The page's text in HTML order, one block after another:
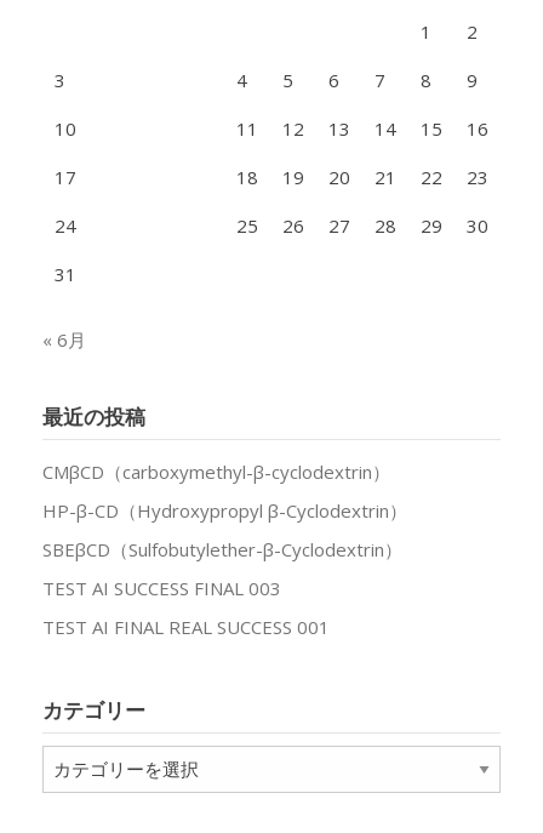
1
2
3
4 5 6 7 8
9
10
11 12 13 14 15
16
17
18 19 20 21 22
23
24
25 26 27 28 29
30
31
« 6月
最近の投稿
CMβCD（carboxymethyl-β-cyclodextrin）
HP-β-CD（Hydroxypropyl β-Cyclodextrin）
SBEβCD（Sulfobutylether-β-Cyclodextrin）
TEST AI SUCCESS FINAL 003
TEST AI FINAL REAL SUCCESS 001
カテゴリー
テ